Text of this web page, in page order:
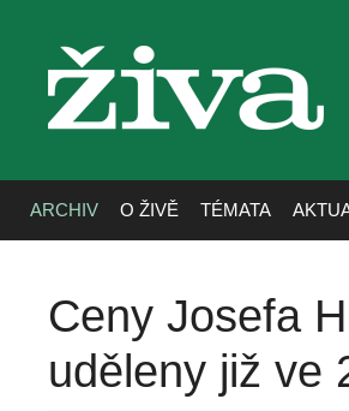
živa
ARCHIV O ŽIVĚ TÉMATA
Ceny Josefa
uděleny již ve